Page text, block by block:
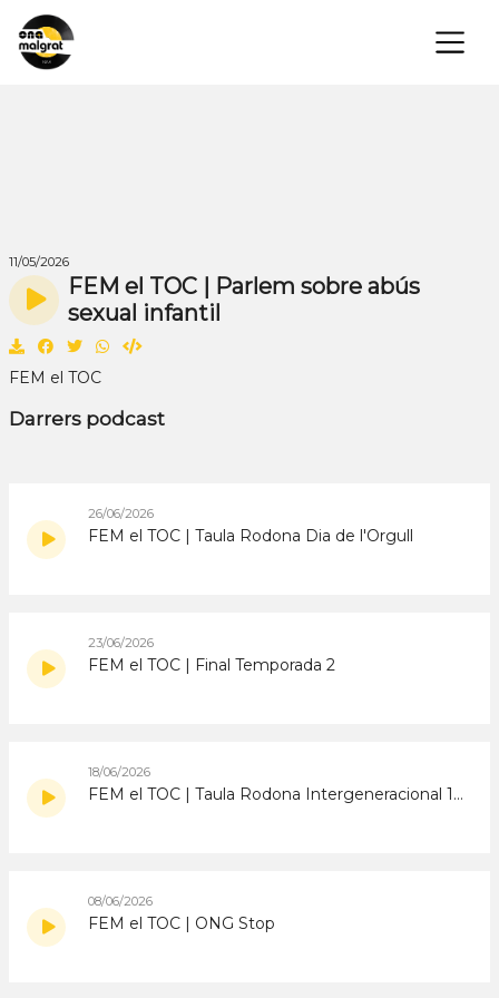
×
11/05/2026
FEM el TOC | Parlem sobre abús
sexual infantil
FEM el TOC
Darrers podcast
26/06/2026
FEM el TOC | Taula Rodona Dia de l'Orgull
23/06/2026
FEM el TOC | Final Temporada 2
18/06/2026
FEM el TOC | Taula Rodona Intergeneracional 17 juny
08/06/2026
FEM el TOC | ONG Stop